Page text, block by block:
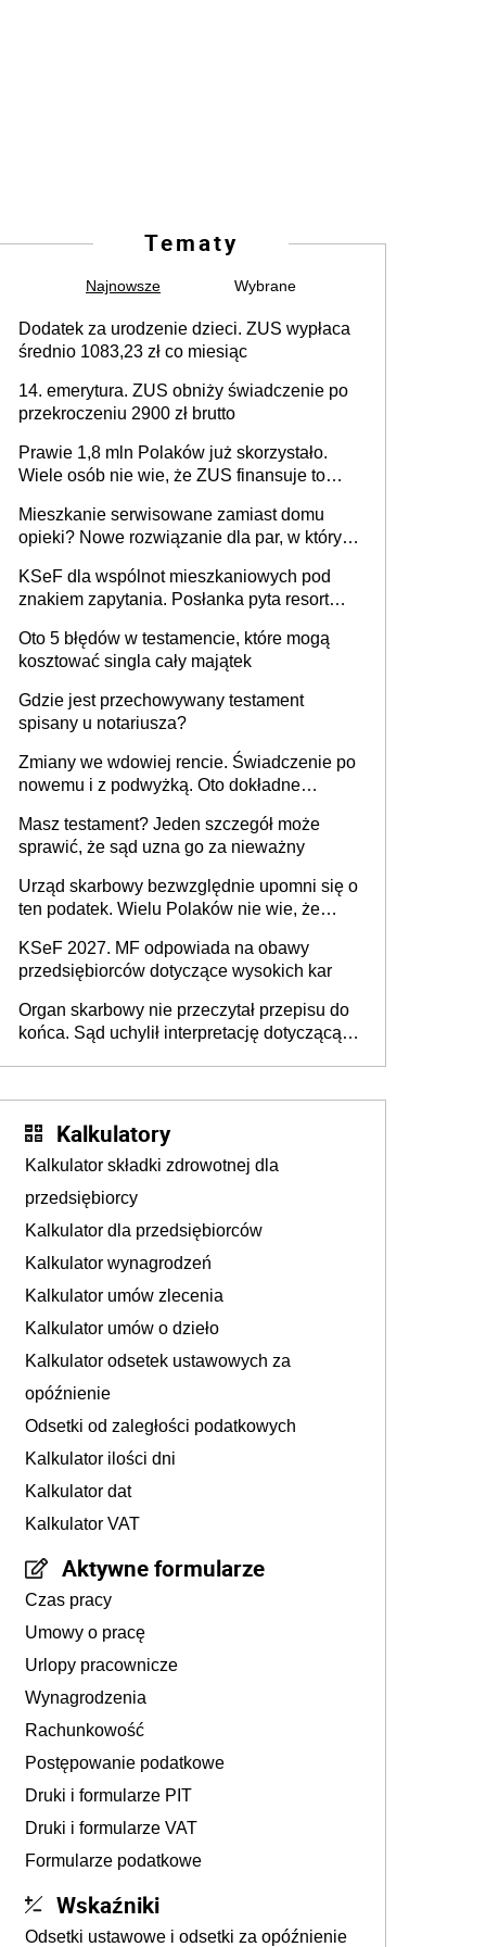
Tematy
Najnowsze Wybrane
Dodatek za urodzenie dzieci. ZUS wypłaca
średnio 1083,23 zł co miesiąc
14. emerytura. ZUS obniży świadczenie po
przekroczeniu 2900 zł brutto
Prawie 1,8 mln Polaków już skorzystało.
Wiele osób nie wie, że ZUS finansuje to
Mieszkanie serwisowane zamiast domu
opieki? Nowe rozwiązanie dla par, w których
demencję
KSeF dla wspólnot mieszkaniowych pod
znakiem zapytania. Posłanka pyta resort
Oto 5 błędów w testamencie, które mogą
kosztować singla cały majątek
Gdzie jest przechowywany testament
spisany u notariusza?
Zmiany we wdowiej rencie. Świadczenie po
nowemu i z podwyżką. Oto dokładne
Masz testament? Jeden szczegół może
sprawić, że sąd uzna go za nieważny
Urząd skarbowy bezwzględnie upomni się o
ten podatek. Wielu Polaków nie wie, że
oznacza kary
KSeF 2027. MF odpowiada na obawy
przedsiębiorców dotyczące wysokich kar
Organ skarbowy nie przeczytał przepisu do
końca. Sąd uchylił interpretację dotyczącą
Kalkulatory
Kalkulator składki zdrowotnej dla
przedsiębiorcy
Kalkulator dla przedsiębiorców
Kalkulator wynagrodzeń
Kalkulator umów zlecenia
Kalkulator umów o dzieło
Kalkulator odsetek ustawowych za
opóźnienie
Odsetki od zaległości podatkowych
Kalkulator ilości dni
Kalkulator dat
Kalkulator VAT
Aktywne formularze
Czas pracy
Umowy o pracę
Urlopy pracownicze
Wynagrodzenia
Rachunkowość
Postępowanie podatkowe
Druki i formularze PIT
Druki i formularze VAT
Formularze podatkowe
Wskaźniki
Odsetki ustawowe i odsetki za opóźnienie